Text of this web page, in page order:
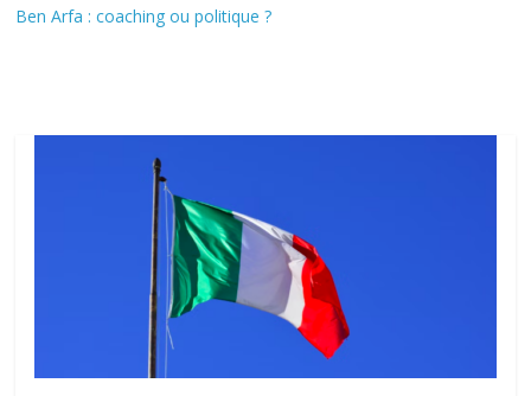
Ben Arfa : coaching ou politique ?